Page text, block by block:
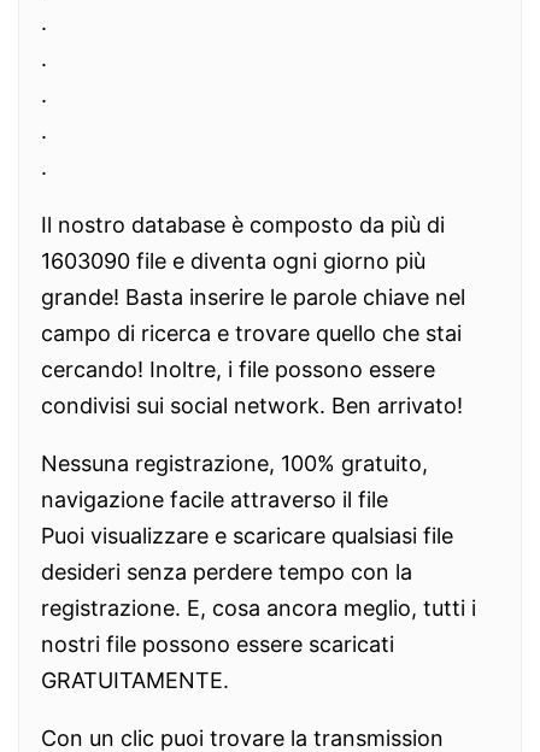
.
.
.
.
.
Il nostro database è composto da più di
1603090 file e diventa ogni giorno più
grande! Basta inserire le parole chiave nel
campo di ricerca e trovare quello che stai
cercando! Inoltre, i file possono essere
condivisi sui social network. Ben arrivato!
Nessuna registrazione, 100% gratuito,
navigazione facile attraverso il file
Puoi visualizzare e scaricare qualsiasi file
desideri senza perdere tempo con la
registrazione. E, cosa ancora meglio, tutti i
nostri file possono essere scaricati
GRATUITAMENTE.
Con un clic puoi trovare la transmission